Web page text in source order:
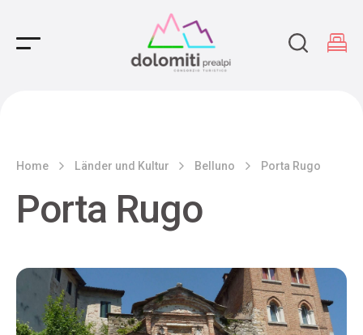
Main Navigation
Home Länder und Kultur Belluno Porta Rugo
Porta Rugo